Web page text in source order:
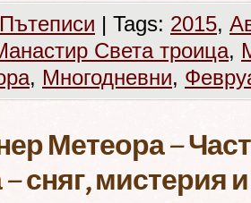
Пътеписи | Tags: 2015,
Света троица,
, Многодневни,
Метеора –
сняг, мистерия